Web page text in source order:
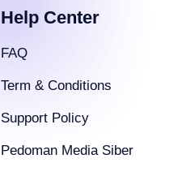
Help Center
FAQ
Term & Conditions
Support Policy
Pedoman Media Siber